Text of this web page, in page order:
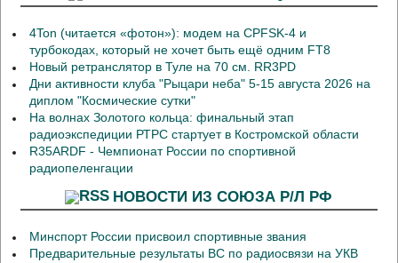
4Ton (читается «фотон»): модем на CPFSK-4 и
турбокодах, который не хочет быть ещё одним FT8
Новый ретранслятор в Туле на 70 см. RR3PD
Дни активности клуба "Рыцари неба" 5-15 августа 2026 на
диплом "Космические сутки"
На волнах Золотого кольца: финальный этап
радиоэкспедиции РТРС стартует в Костромской области
R35ARDF - Чемпионат России по спортивной
радиопеленгации
НОВОСТИ ИЗ СОЮЗА Р/Л РФ
Минспорт России присвоил спортивные звания
Предварительные результаты ВС по радиосвязи на УКВ